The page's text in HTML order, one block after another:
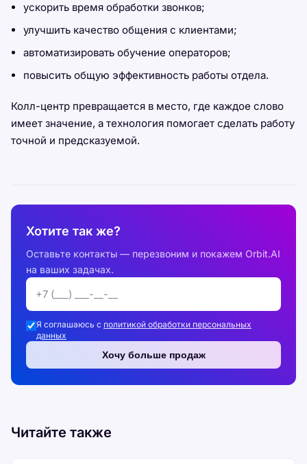
ускорить время обработки звонков;
улучшить качество общения с клиентами;
автоматизировать обучение операторов;
повысить общую эффективность работы отдела.
Колл-центр превращается в место, где каждое слово
имеет значение, а технология помогает сделать работу
точной и предсказуемой.
Хотите так же?
Оставьте контакты — перезвоним и покажем Orbit.AI
на ваших задачах.
Я соглашаюсь с политикой обработки персональных
данных
Хочу больше продаж
Читайте также